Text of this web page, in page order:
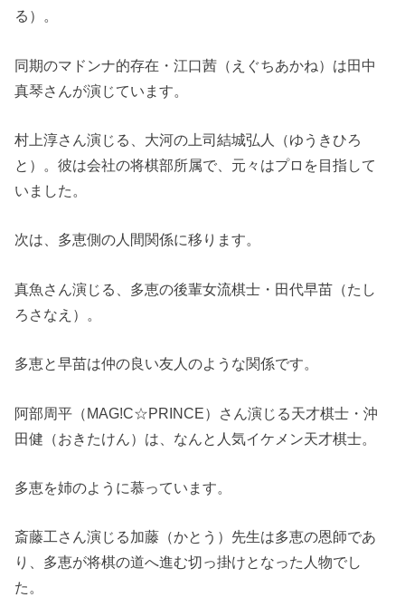
る）。
同期のマドンナ的存在・江口茜（えぐちあかね）は田中
真琴さんが演じています。
村上淳さん演じる、大河の上司結城弘人（ゆうきひろ
と）。彼は会社の将棋部所属で、元々はプロを目指して
いました。
次は、多恵側の人間関係に移ります。
真魚さん演じる、多恵の後輩女流棋士・田代早苗（たし
ろさなえ）。
多恵と早苗は仲の良い友人のような関係です。
阿部周平（MAG!C☆PRINCE）さん演じる天才棋士・沖
田健（おきたけん）は、なんと人気イケメン天才棋士。
多恵を姉のように慕っています。
斎藤工さん演じる加藤（かとう）先生は多恵の恩師であ
り、多恵が将棋の道へ進む切っ掛けとなった人物でし
た。